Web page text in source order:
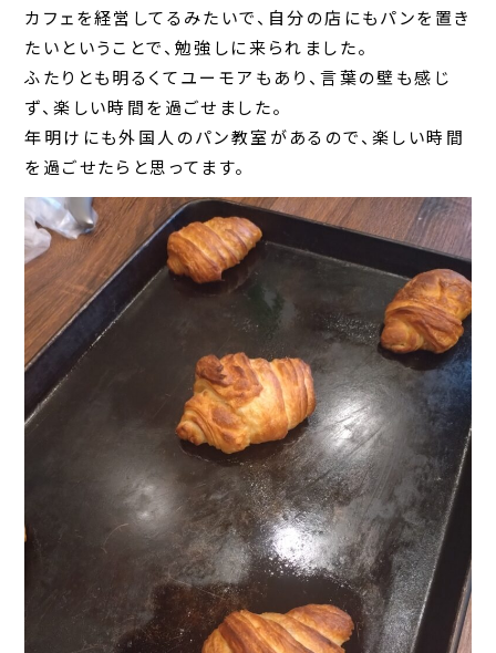
カフェを経営してるみたいで、自分の店にもパンを置き
たいということで、勉強しに来られました。
ふたりとも明るくてユーモアもあり、言葉の壁も感じ
ず、楽しい時間を過ごせました。
年明けにも外国人のパン教室があるので、楽しい時間
を過ごせたらと思ってます。